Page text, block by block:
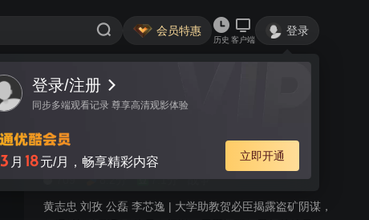
会员特惠
历史 客户端
登录
登录/注册
同步多端观看记录 尊享高清观影体验
3 月 18元/月，畅享精彩内容 立即开通
视频 讨论
大漠苍狼
7.1分 战争
黄志忠 刘孜 公磊 李芯逸 | 大学助教贺必臣揭露盗矿阴谋，